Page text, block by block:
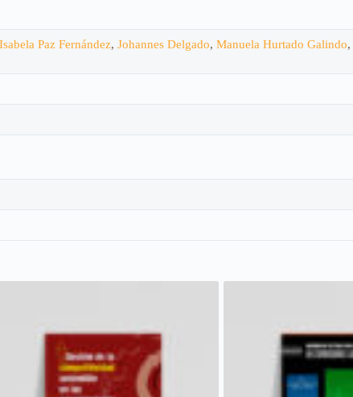
Isabela Paz Fernández, Johannes Delgado, Manuela Hurtado Galindo,